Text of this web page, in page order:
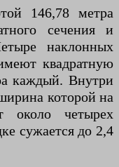
146,78 метра
сечения и
наклонных
квадратную
каждый. Внутри
которой на
около четырех
сужается до 2,4